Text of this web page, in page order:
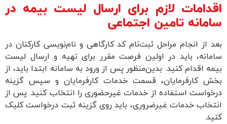
اقدامات لازم برای ارسال لیست بیمه در
سامانه تامین اجتماعی
بعد از انجام مراحل ثبت‌نام کد کارگاهی و نام‌نویسی کارکنان در
سامانه، باید در اولین فرصت مقرر برای تهیه و ارسال لیست
بیمه اقدام کنید. بدین‌منظور پس از ورود به سامانه ابتدا باید، از
بخش کارفرمایان، قسمت خدمات کارفرمایان و سپس گزینه
درخواست استفاده از خدمات غیرحضوری را انتخاب کنید. پس از
انتخاب خدمات غیر‌ضروری، باید روی گزینه ثبت درخواست کلیک
کنید.